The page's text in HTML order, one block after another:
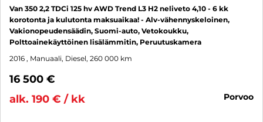
Van 350 2,2 TDCi 125 hv AWD Trend L3 H2 neliveto 4,10 - 6 kk
korotonta ja kulutonta maksuaikaa! - Alv-vähennyskeloinen,
Vakionopeudensäädin, Suomi-auto, Vetokoukku,
Polttoainekäyttöinen lisälämmitin, Peruutuskamera
2016 , Manuaali, Diesel, 260 000 km
16 500 €
alk. 190 € / kk
porvoo